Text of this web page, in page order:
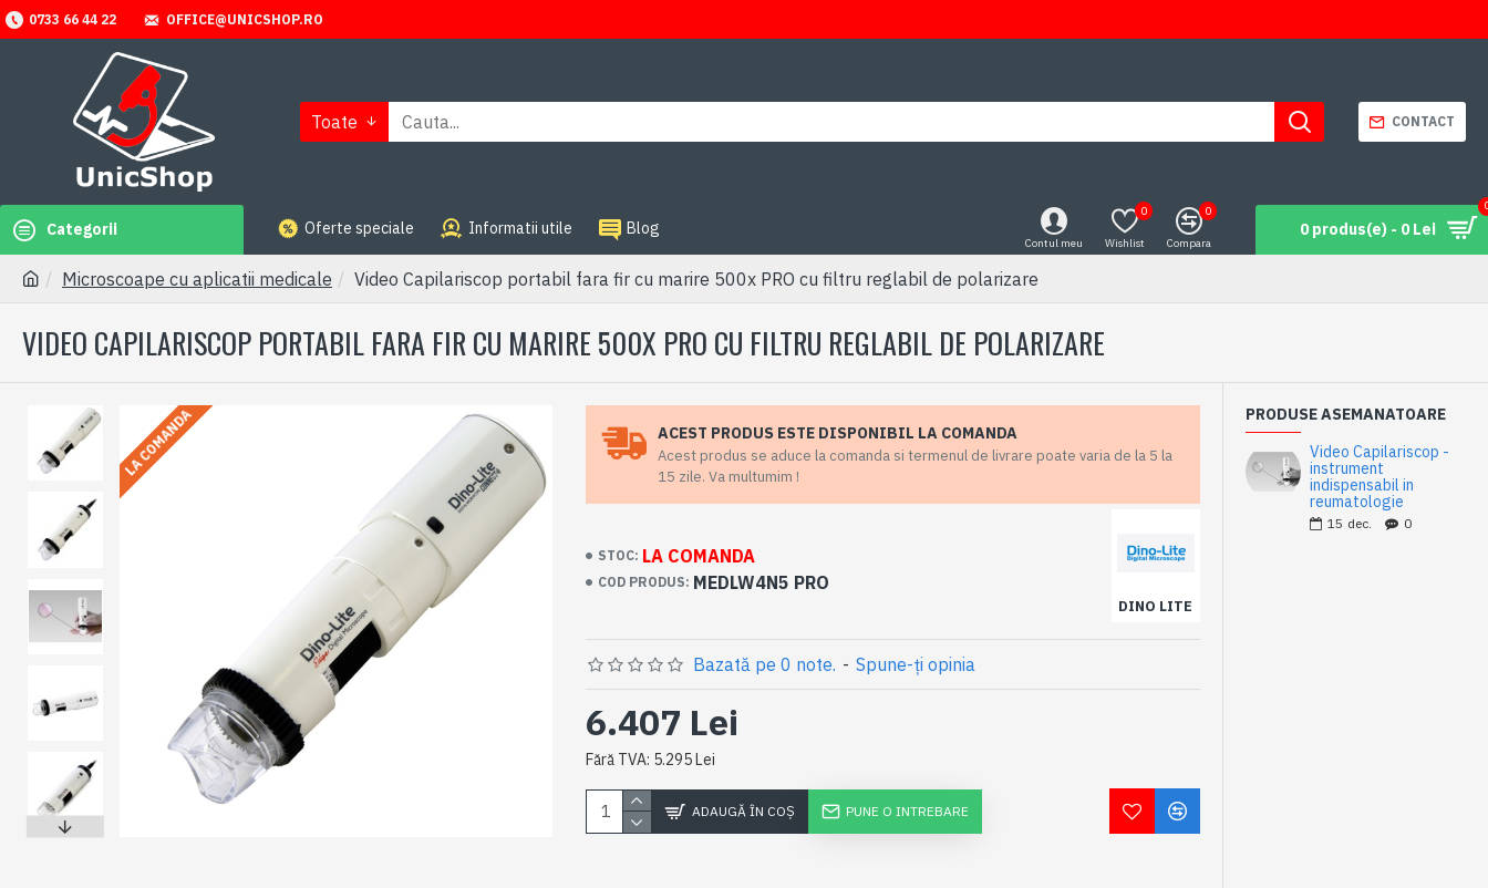
0733 66 44 22 OFFICE@UNICSHOP.RO
Toate CONTACT
Categorii Oferte speciale Informatii utile Blog
Contul meu Wishlist
0
Compara
0
0 produs(e) - 0 Lei
Microscoape cu aplicatii medicale Video Capilariscop portabil fara fir cu marire 500x PRO cu filtru reglabil de polarizare
VIDEO CAPILARISCOP PORTABIL FARA FIR CU MARIRE 500X PRO CU FILTRU REGLABIL DE POLARIZARE
LA COMANDA ACEST PRODUS ESTE DISPONIBIL LA COMANDA
Acest produs se aduce la comanda si termenul de livrare poate varia de la 5 la
15 zile. Va multumim !
STOC: LA COMANDA
COD PRODUS: MEDLW4N5 PRO
DINO LITE
Bazată pe 0 note. - Spune-ţi opinia
6.407 Lei
Fără TVA: 5.295 Lei
ADAUGĂ ÎN COŞ PUNE O INTREBARE
PRODUSE ASEMANATOARE
Video Capilariscop -
instrument
indispensabil in
reumatologie
15 dec. 0